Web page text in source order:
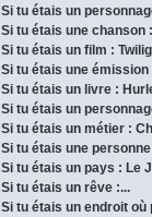
Si tu étais un
Si tu étais une chanson
Si tu étais un film :
Si tu étais une
Si tu étais un livre :
Si tu étais un
Si tu étais un métier :
Si tu étais une
Si tu étais un pays : Le
Si tu étais un rêve :...
Si tu étais un endroit